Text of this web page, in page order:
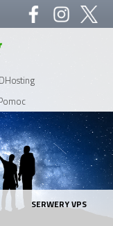
SERWERY VPS